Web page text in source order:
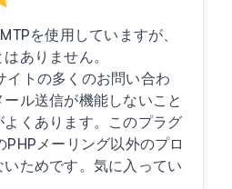
を使用していますが、
ありません。
トの多くのお問い合わ
ル送信が機能しないこと
くあります。このプラグ
メーリング以外のプロ
ためです。気に入ってい